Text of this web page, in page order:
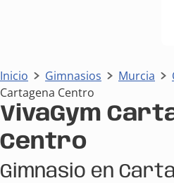
Inicio Gimnasios Murcia
Cartagena Centro
VivaGym
Centro
Gimnasio en